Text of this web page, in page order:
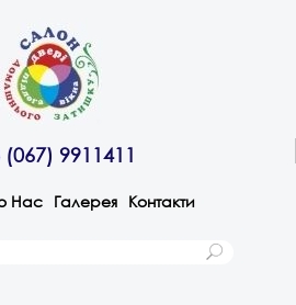
(067) 9911411
Нас Галерея Контакти